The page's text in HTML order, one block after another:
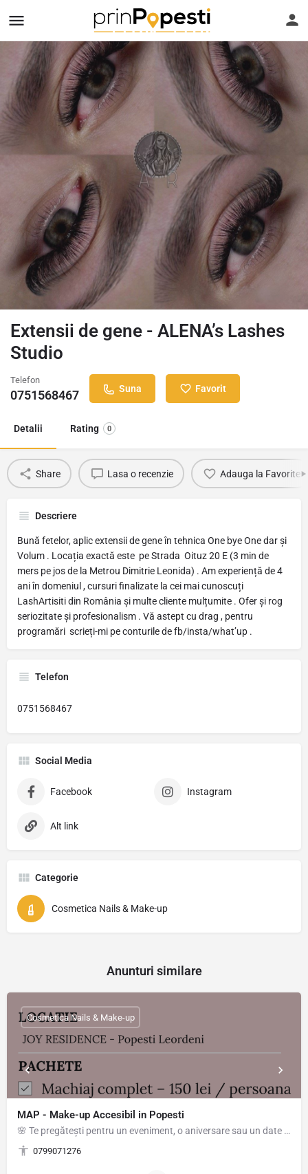
Extensii de gene - ALENA’s Lashes
Studio
Telefon
0751568467 Suna Favorit
Detalii Rating 0
Share Lasa o recenzie Adauga la Favorite
Descriere
Bună fetelor, aplic extensii de gene în tehnica One bye One dar și
Volum . Locația exactă este pe Strada Oituz 20 E (3 min de
mers pe jos de la Metrou Dimitrie Leonida) . Am experiență de 4
ani în domeniul , cursuri finalizate la cei mai cunoscuți
LashArtisiti din România și multe cliente mulțumite . Ofer și rog
seriozitate și profesionalism . Vă astept cu drag , pentru
programări scrieți-mi pe conturile de fb/insta/what’up .
Telefon
0751568467
Social Media
Facebook Instagram
Alt link
Categorie
Cosmetica Nails & Make-up
Anunturi similare
MAP - Make-up Accesibil in Popesti
🌸 Te pregătești pentru un eveniment, o aniversare sau un date special? Poate nu ai timp, produse sau răbdare…
0799071276
Cosmetica Nails & Make-up